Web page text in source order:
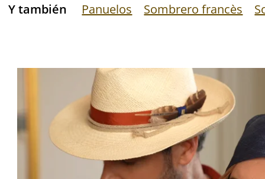
Y también Panuelos Sombrero francès